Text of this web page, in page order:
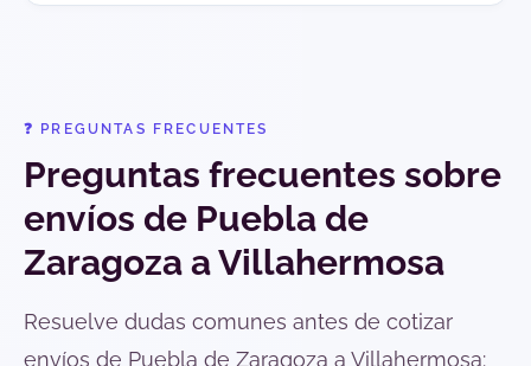
❓ PREGUNTAS FRECUENTES
Preguntas frecuentes sobre
envíos de Puebla de
Zaragoza a Villahermosa
Resuelve dudas comunes antes de cotizar
envíos de Puebla de Zaragoza a Villahermosa: